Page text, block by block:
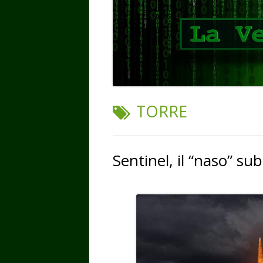
TAG:
TORRE
Sentinel, il “naso”